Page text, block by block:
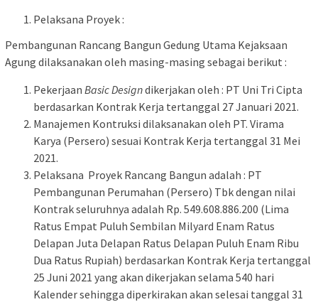
Pelaksana Proyek :
Pembangunan Rancang Bangun Gedung Utama Kejaksaan
Agung dilaksanakan oleh masing-masing sebagai berikut :
Pekerjaan Basic Designdikerjakan oleh : PT Uni Tri Cipta
berdasarkan Kontrak Kerja tertanggal 27 Januari 2021.
Manajemen Kontruksi dilaksanakan oleh PT. Virama
Karya (Persero) sesuai Kontrak Kerja tertanggal 31 Mei
2021.
Pelaksana Proyek Rancang Bangun adalah : PT
Pembangunan Perumahan (Persero) Tbk dengan nilai
Kontrak seluruhnya adalah Rp. 549.608.886.200 (Lima
Ratus Empat Puluh Sembilan Milyard Enam Ratus
Delapan Juta Delapan Ratus Delapan Puluh Enam Ribu
Dua Ratus Rupiah) berdasarkan Kontrak Kerja tertanggal
25 Juni 2021 yang akan dikerjakan selama 540 hari
Kalender sehingga diperkirakan akan selesai tanggal 31